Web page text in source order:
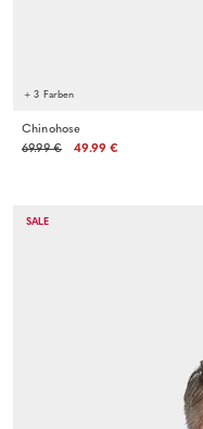
+ 3 Farben
Chinohose
69.99 €
49.99 €
SALE